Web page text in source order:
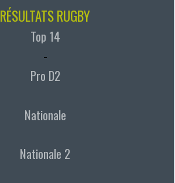
RÉSULTATS RUGBY
Top 14
-
Pro D2
Nationale
Nationale 2